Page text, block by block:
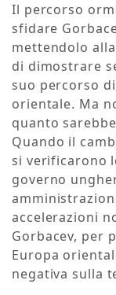
Il percorso
sfidare
mettendolo
di dimostrare
suo percorso
orientale. Ma
quanto
Quando il
si verificarono
governo
accelerazioni
Gorbacev, per
Europa
negativa sulla